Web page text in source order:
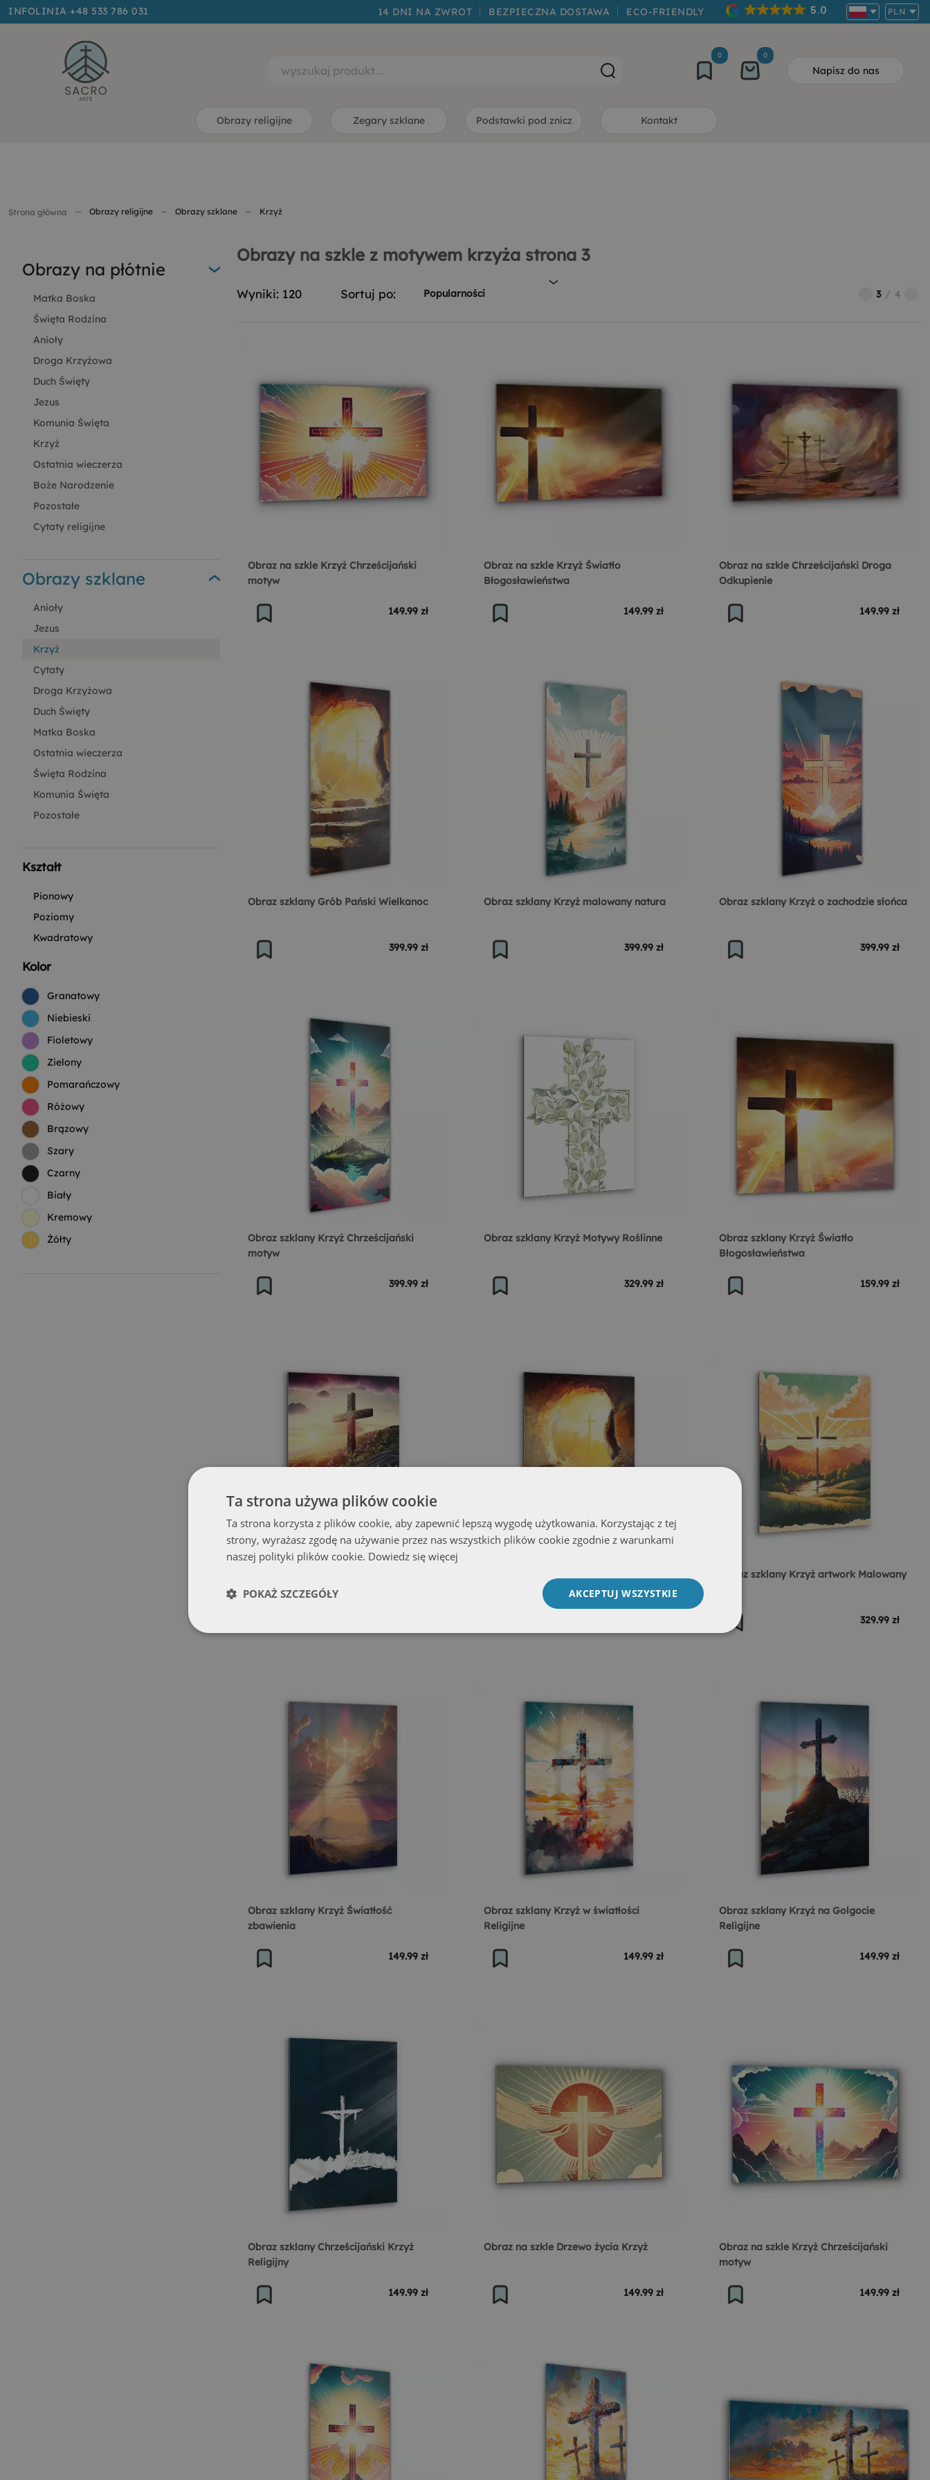
INFOLINIA +48 533 786 031 14 DNI NA ZWROT BEZPIECZNA DOSTAWA ECO-FRIENDLY 5.0 PLN
0 0
Napisz do nas
Obrazy religijne Zegary szklane Podstawki pod znicz Kontakt
Strona główna Obrazy religijne Obrazy szklane Krzyż
Obrazy na płótnie
Matka Boska
Święta Rodzina
Anioły
Droga Krzyżowa
Duch Święty
Jezus
Komunia Święta
Krzyż
Ostatnia wieczerza
Boże Narodzenie
Pozostałe
Cytaty religijne
Obrazy szklane
Anioły
Jezus
Krzyż
Cytaty
Droga Krzyżowa
Duch Święty
Matka Boska
Ostatnia wieczerza
Święta Rodzina
Komunia Święta
Pozostałe
Kształt
Pionowy
Poziomy
Kwadratowy
Kolor
Granatowy
Niebieski
Fioletowy
Zielony
Pomarańczowy
Różowy
Brązowy
Szary
Czarny
Biały
Kremowy
Żółty
Obrazy na szkle z motywem krzyża strona 3
Wyniki: 120 Sortuj po: Popularności 3 / 4
Obraz na szkle Krzyż Chrześcijański
motyw
149.99 zł
Obraz na szkle Krzyż Światło
Błogosławieństwa
149.99 zł
Obraz na szkle Chrześcijański Droga
Odkupienie
149.99 zł
Obraz szklany Grób Pański Wielkanoc
399.99 zł
Obraz szklany Krzyż malowany natura
399.99 zł
Obraz szklany Krzyż o zachodzie słońca
399.99 zł
Obraz szklany Krzyż Chrześcijański
motyw
399.99 zł
Obraz szklany Krzyż Motywy Roślinne
329.99 zł
Obraz szklany Krzyż Światło
Błogosławieństwa
159.99 zł
religijny
Obraz szklany Krzyż artwork Malowany
329.99 zł
Obraz szklany Krzyż Światłość
zbawienia
149.99 zł
Obraz szklany Krzyż w światłości
Religijne
149.99 zł
Obraz szklany Krzyż na Golgocie
Religijne
149.99 zł
Obraz szklany Chrześcijański Krzyż
Religijny
149.99 zł
Obraz na szkle Drzewo życia Krzyż
149.99 zł
Obraz na szkle Krzyż Chrześcijański
motyw
149.99 zł
Ta strona używa plików cookie
Ta strona korzysta z plików cookie, aby zapewnić lepszą wygodę użytkowania. Korzystając z tej
strony, wyrażasz zgodę na używanie przez nas wszystkich plików cookie zgodnie z warunkami
naszej polityki plików cookie. Dowiedz się więcej
AKCEPTUJ WSZYSTKIE
POKAŻ SZCZEGÓŁY